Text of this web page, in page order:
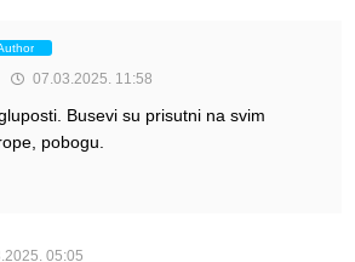
07.03.2025. 11:58
Busevi su prisutni na svim
pobogu.
05:05